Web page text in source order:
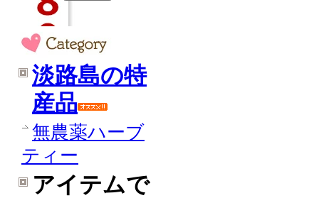
淡路島の特
産品
無農薬ハーブ
ティー
アイテムで